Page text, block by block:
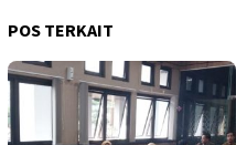
POS TERKAIT